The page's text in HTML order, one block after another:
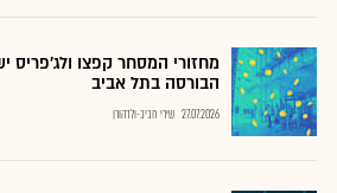
מחזורי המסחר קפצו
הבורסה בתל אביב
27.07.2026 שירי חביב-ולדהורן